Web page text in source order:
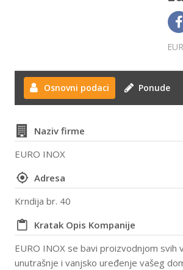
Osnovni podaci Ponude
Naziv firme
EURO INOX
Adresa
Krndija br. 40
Kratak Opis Kompanije
EURO INOX se bavi proizvodnjom svih
unutrašnje i vanjsko uređenje vašeg